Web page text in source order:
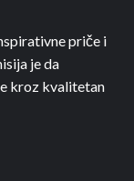
priče i
je da
kroz kvalitetan